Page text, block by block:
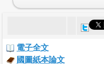
電子全文
國圖紙本論文